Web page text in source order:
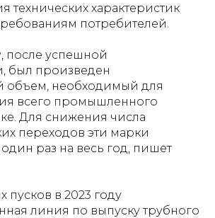
технических характеристик
потребителей.
после успешной
был произведен
объем, необходимый для
всего промышленного
Для снижения числа
переходов эти марки
раз на весь год, пишет
пусков в 2023 году
линия по выпуску трубного